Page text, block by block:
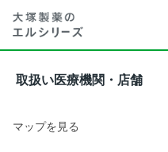
取扱い医療機関・店舗
マップを見る